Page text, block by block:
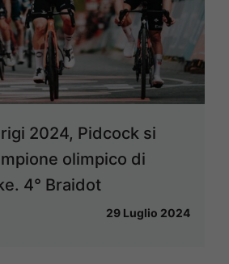
2024, Pidcock si
olimpico di
4° Braidot
29 Luglio 2024